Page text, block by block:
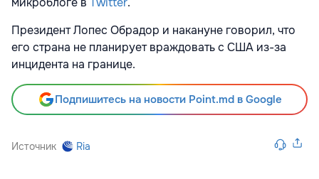
Президент Лопес Обрадор и накануне говорил, что
его страна не планирует враждовать с США из-за
инцидента на границе.
Подпишитесь на новости Point.md в Google
Источник Ria